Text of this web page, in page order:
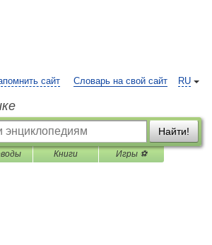
RU
сайт Словарь на свой сайт
Найти!
Книги Игры ⚽